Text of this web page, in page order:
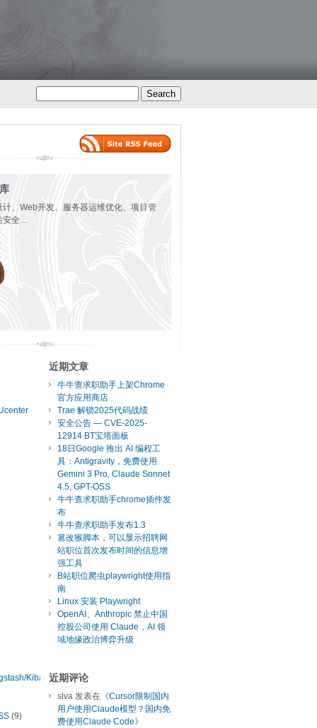
、Web开发、服务器运维优化、项目管
安全…
Kibana
(9)
近期文章
牛牛查求职助手上架Chrome
官方应用商店
Trae 解锁2025代码战绩
安全公告 — CVE-2025-
12914 BT宝塔面板
18日Google 推出 AI 编程工
具：Antigravity，免费使用
Gemini 3 Pro, Claude Sonnet
4.5, GPT-OSS
牛牛查求职助手chrome插件发
布
牛牛查求职助手发布1.3
篡改猴脚本，可以显示招聘网
站职位首次发布时间的信息增
强工具
B站职位爬虫playwright使用指
南
Linux 安装 Playwright
OpenAI、Anthropic 禁止中国
控股公司使用 Claude，AI 领
域地缘政治博弈升级
近期评论
slva 发表在《Cursor限制国内
用户使用Claude模型？国内免
费使用Claude Code》